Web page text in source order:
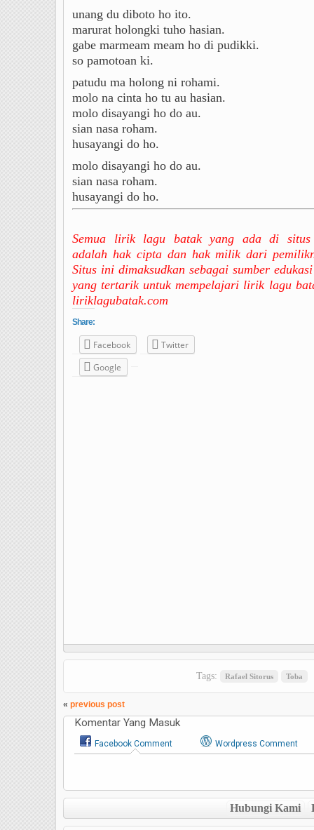
unang du diboto ho ito.
marurat holongki tuho hasian.
gabe marmeam meam ho di pudikki.
so pamotoan ki.
patudu ma holong ni rohami.
molo na cinta ho tu au hasian.
molo disayangi ho do au.
sian nasa roham.
husayangi do ho.
molo disayangi ho do au.
sian nasa roham.
husayangi do ho.
Semua lirik lagu batak yang ada di situs
adalah hak cipta dan hak milik dari
Situs ini dimaksudkan sebagai sumber
yang tertarik untuk mempelajari lirik lagu
liriklagubatak.com
Share:
Facebook
Twitter
Google
Tags: Rafael Sitorus Toba
« previous post
Komentar Yang Masuk
Facebook Comment Wordpress Comment
Hubungi Kami